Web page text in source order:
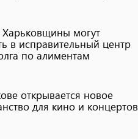
могут
в исправительный центр
по алиментам
открывается новое
для кино и концертов